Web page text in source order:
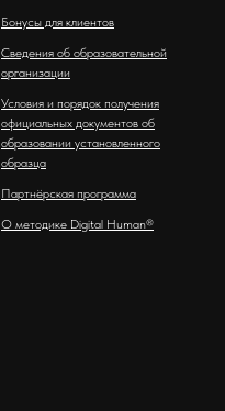
Бонусы для клиентов
Сведения об образовательной
организации
Условия и порядок получения
официальных документов об
образовании установленного
образца
Партнёрская программа
О методике Digital Human®